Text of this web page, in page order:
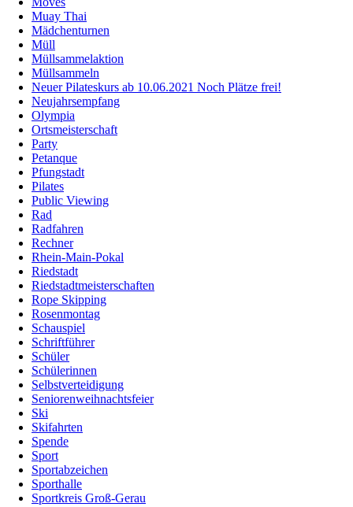
Muay Thai
Mädchenturnen
Müll
Müllsammelaktion
Müllsammeln
Neuer Pilateskurs ab 10.06.2021 Noch Plätze frei!
Neujahrsempfang
Olympia
Ortsmeisterschaft
Party
Petanque
Pfungstadt
Pilates
Public Viewing
Rad
Radfahren
Rechner
Rhein-Main-Pokal
Riedstadt
Riedstadtmeisterschaften
Rope Skipping
Rosenmontag
Schauspiel
Schriftführer
Schüler
Schülerinnen
Selbstverteidigung
Seniorenweihnachtsfeier
Ski
Skifahrten
Spende
Sport
Sportabzeichen
Sporthalle
Sportkreis Groß-Gerau